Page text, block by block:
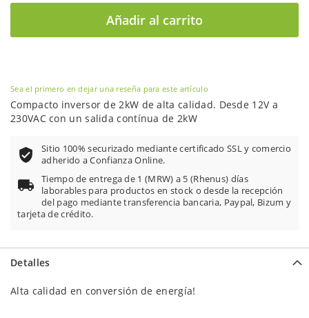
Añadir al carrito
Sea el primero en dejar una reseña para este artículo
Compacto inversor de 2kW de alta calidad. Desde 12V a
230VAC con un salida contínua de 2kW
Sitio 100% securizado mediante certificado SSL y comercio
adherido a Confianza Online.
Tiempo de entrega de 1 (MRW) a 5 (Rhenus) días
laborables para productos en stock o desde la recepción
del pago mediante transferencia bancaria, Paypal, Bizum y
tarjeta de crédito.
Detalles
Alta calidad en conversión de energía!